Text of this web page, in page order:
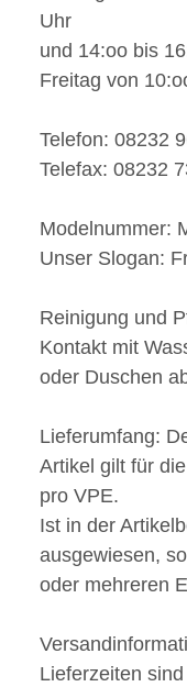
Uhr
und 14:oo bis
Freitag von
Telefon: 08232
Telefax: 08232
Modelnummer:
Unser Slogan:
Reinigung und
Kontakt mit
oder Duschen
Lieferumfang:
Artikel gilt für
pro VPE.
Ist in der
ausgewiesen,
oder mehreren
Lieferzeiten sind